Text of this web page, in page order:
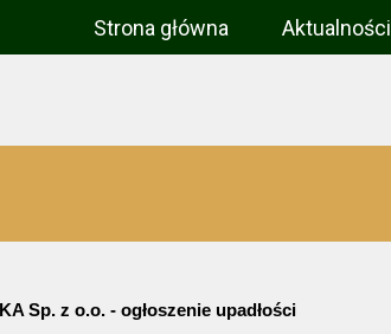
Strona główna Aktualności
Sp. z o.o. - ogłoszenie upadłości